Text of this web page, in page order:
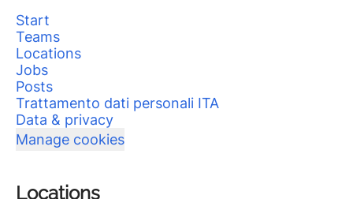
Start
Teams
Locations
Jobs
Posts
Trattamento dati personali ITA
Data & privacy
Manage cookies
Locations